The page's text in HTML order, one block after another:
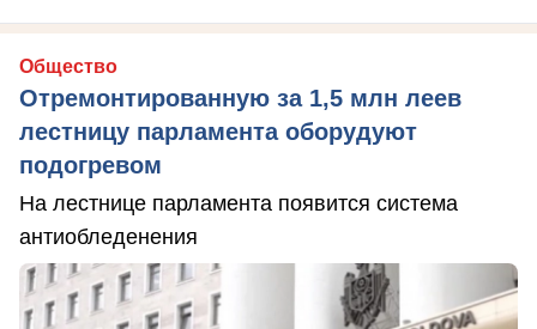
Общество
Отремонтированную за 1,5 млн леев
лестницу парламента оборудуют
подогревом
На лестнице парламента появится система
антиобледенения